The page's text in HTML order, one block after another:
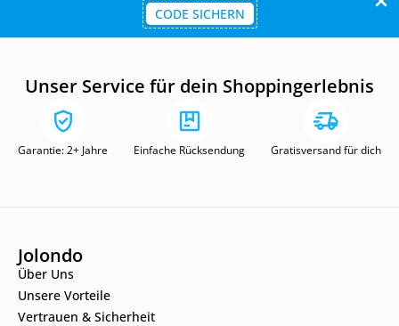
CODE SICHERN
Unser Service für dein Shoppingerlebnis
Garantie: 2+ Jahre Einfache Rücksendung Gratisversand für dich
Jolondo
Über Uns
Unsere Vorteile
Vertrauen & Sicherheit